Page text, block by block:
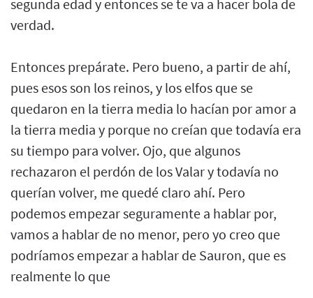
segunda edad y entonces se te va a hacer bola de
verdad.
Entonces prepárate. Pero bueno, a partir de ahí,
pues esos son los reinos, y los elfos que se
quedaron en la tierra media lo hacían por amor a
la tierra media y porque no creían que todavía era
su tiempo para volver. Ojo, que algunos
rechazaron el perdón de los Valar y todavía no
querían volver, me quedé claro ahí. Pero
podemos empezar seguramente a hablar por,
vamos a hablar de no menor, pero yo creo que
podríamos empezar a hablar de Sauron, que es
realmente lo que